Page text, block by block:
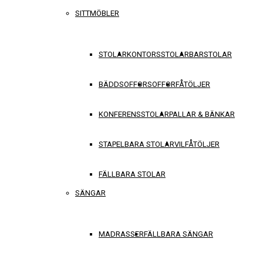
SITTMÖBLER
STOLARKONTORSSTOLARBARSTOLAR
BÄDDSOFFORSOFFORFÅTÖLJER
KONFERENSSTOLARPALLAR & BÄNKAR
STAPELBARA STOLARVILFÅTÖLJER
FÄLLBARA STOLAR
SÄNGAR
MADRASSERFÄLLBARA SÄNGAR